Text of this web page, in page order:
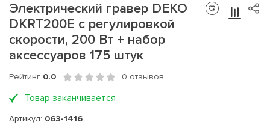
Электрический гравер DEKO
DKRT200E с регулировкой
скорости, 200 Вт + набор
аксессуаров 175 штук
Рейтинг 0.0 0 отзывов
Товар заканчивается
Артикул: 063-1416